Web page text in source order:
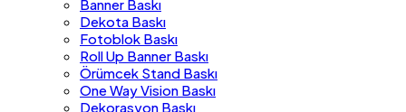
Banner Baskı
Dekota Baskı
Fotoblok Baskı
Roll Up Banner Baskı
Örümcek Stand Baskı
One Way Vision Baskı
Dekorasyon Baskı